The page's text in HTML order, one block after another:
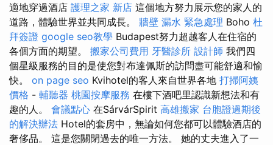
適地穿過酒店 護理之家 新店 這個地方努力展示您的家人的
道路，體驗世界並共同成長。 牆壁 漏水 緊急處理 Boho 杜
拜簽證 google seo教學 Budapest努力超越客人在住宿的
各個方面的期望。 搬家公司費用 牙醫診所 設計師 我們四
個星級服務的目的是使您對布達佩斯的訪問盡可能舒適和愉
快。 on page seo Kvihotel的客人來自世界各地 打掃阿姨
價格 - 輔聽器 桃園按摩服務 在樓下酒吧里認識新想法和有
趣的人。 會議點心 在SárvárSpirit 高雄搬家 台胞證過期後
的解決辦法 Hotel的套房中，無論如何您都可以體驗酒店的
奢侈品。 這是您關閉過去的唯一方法。 她的丈夫進入了一